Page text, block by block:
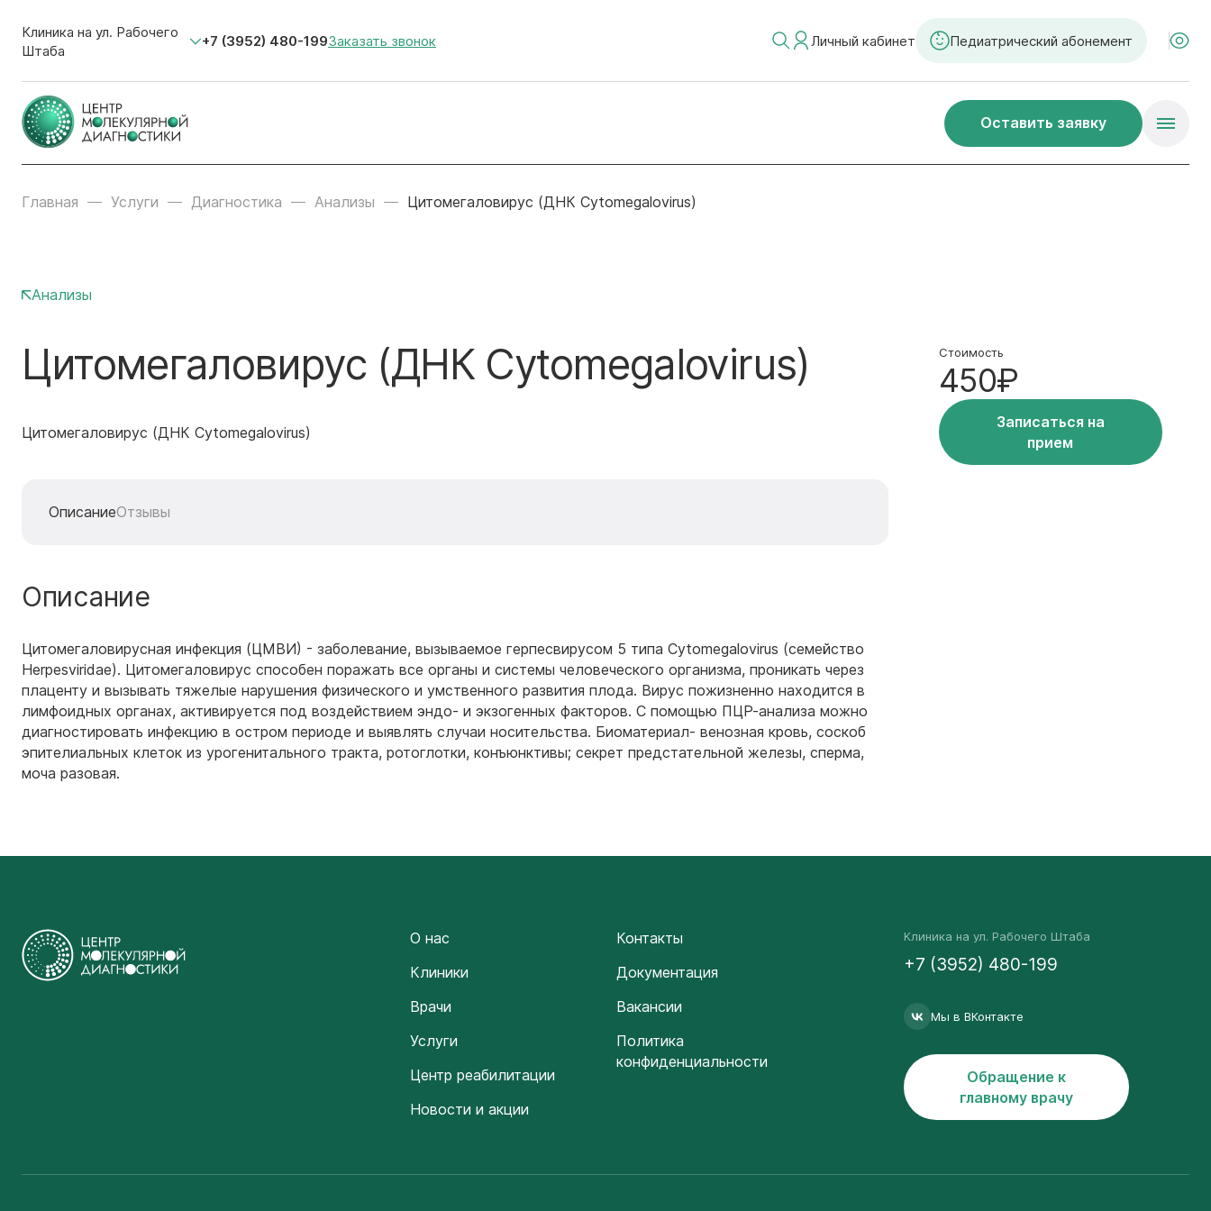
Клиника на ул. Рабочего
Штаба
+7 (3952) 480-199Заказать звонок Личный кабинет Педиатрический абонемент
Оставить заявку
Главная Услуги Диагностика Анализы Цитомегаловирус (ДНК Cytomegalovirus)
Анализы
Цитомегаловирус (ДНК Cytomegalovirus)
Цитомегаловирус (ДНК Cytomegalovirus)
ОписаниеОтзывы
Описание
Цитомегаловирусная инфекция (ЦМВИ) - заболевание, вызываемое герпесвирусом 5 типа Cytomegalovirus (семейство
Herpesviridae). Цитомегаловирус способен поражать все органы и системы человеческого организма, проникать через
плаценту и вызывать тяжелые нарушения физического и умственного развития плода. Вирус пожизненно находится в
лимфоидных органах, активируется под воздействием эндо- и экзогенных факторов. С помощью ПЦР-анализа можно
диагностировать инфекцию в остром периоде и выявлять случаи носительства. Биоматериал- венозная кровь, соскоб
эпителиальных клеток из урогенитального тракта, ротоглотки, конъюнктивы; секрет предстательной железы, сперма,
моча разовая.
Стоимость
450₽
Записаться на
прием
О нас
Клиники
Врачи
Услуги
Центр реабилитации
Новости и акции
Контакты
Документация
Вакансии
Политика
конфиденциальности
Клиника на ул. Рабочего Штаба
+7 (3952) 480-199
Мы в ВКонтакте
Обращение к
главному врачу